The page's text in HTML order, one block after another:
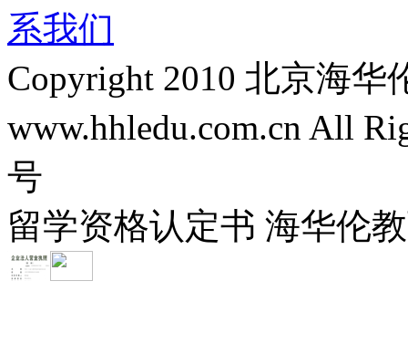
系我们
Copyright 2010 北京海
www.hhledu.com.cn All
号
留学资格认定书 海华伦